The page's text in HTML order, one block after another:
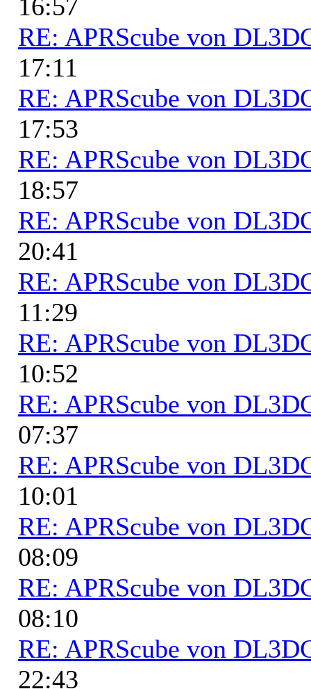
16:57
RE: APRScube von
17:11
RE: APRScube von
17:53
RE: APRScube von
18:57
RE: APRScube von
20:41
RE: APRScube von
11:29
RE: APRScube von
10:52
RE: APRScube von
07:37
RE: APRScube von
10:01
RE: APRScube von
08:09
RE: APRScube von
08:10
RE: APRScube von
22:43